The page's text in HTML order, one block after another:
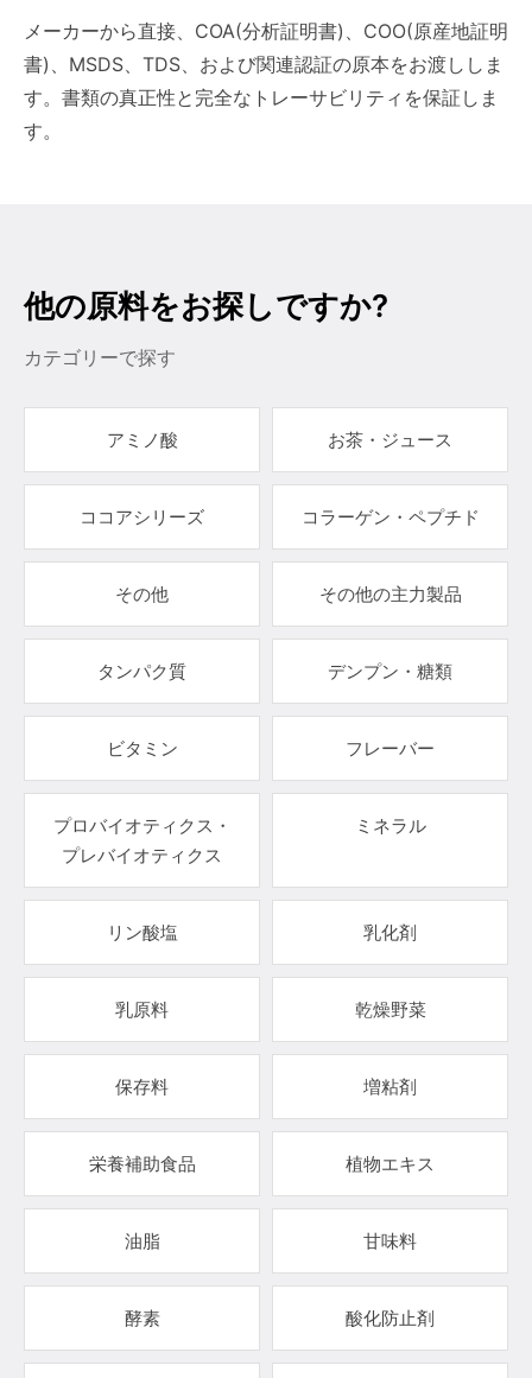
メーカーから直接、COA(分析証明書)、COO(原産地証明
書)、MSDS、TDS、および関連認証の原本をお渡ししま
す。書類の真正性と完全なトレーサビリティを保証しま
す。
他の原料をお探しですか?
カテゴリーで探す
アミノ酸 お茶・ジュース
ココアシリーズ コラーゲン・ペプチド
その他 その他の主力製品
タンパク質 デンプン・糖類
ビタミン フレーバー
プロバイオティクス・
プレバイオティクス
ミネラル
リン酸塩 乳化剤
乳原料 乾燥野菜
保存料 増粘剤
栄養補助食品 植物エキス
油脂 甘味料
酵素 酸化防止剤